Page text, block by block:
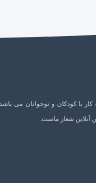
۱۵ سال تجربه کار با کودکان و نوجوانان می
شعار ماست.